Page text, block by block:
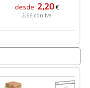
desde: 2,20€
2,66 con Iva